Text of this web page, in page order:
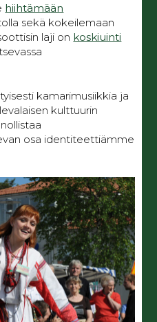
hiihtämään
sekä kokeilemaan
laji on koskiuinti
kamarimusiikkia ja
kulttuurin
osa identiteettiämme